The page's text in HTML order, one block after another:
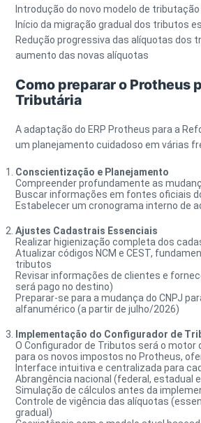
Introdução do novo modelo de
Início da migração gradual dos tributos
Redução progressiva das alíquotas dos
aumento das novas alíquotas
Como preparar o Protheus
Tributária
A adaptação do ERP Protheus para a
um planejamento cuidadoso em várias
Conscientização e Planejamento
Compreender profundamente as
Buscar informações em fontes oficiais
Estabelecer um cronograma interno de
Ajustes Cadastrais Essenciais
Realizar higienização completa dos
Atualizar códigos NCM e CEST,
tributos
Revisar informações de clientes e
será pago no destino)
Preparar-se para a mudança do CNPJ
alfanumérico (a partir de julho/2026)
Implementação do Configurador de
O Configurador de Tributos será o motor
para os novos impostos no Protheus,
Interface intuitiva e centralizada para
Abrangência nacional (federal, estadual
Simulação de cálculos antes da
Controle de vigência das alíquotas
gradual)